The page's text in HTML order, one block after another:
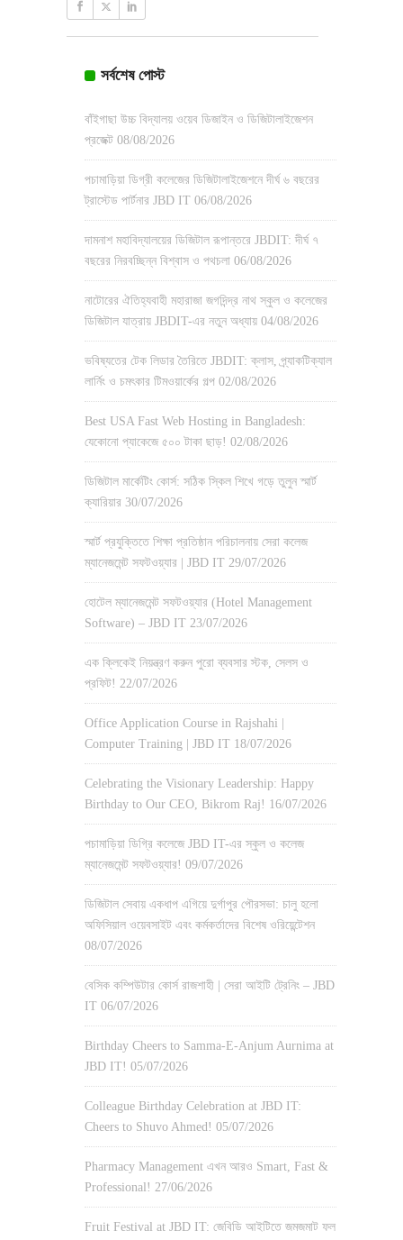
সর্বশেষ পোস্ট
বাঁইগাছা উচ্চ বিদ্যালয় ওয়েব ডিজাইন ও ডিজিটালাইজেশন
প্রজেক্ট 08/08/2026
পচামাড়িয়া ডিগ্রী কলেজের ডিজিটালাইজেশনে দীর্ঘ ৬ বছরের
ট্রাস্টেড পার্টনার JBD IT 06/08/2026
দামনাশ মহাবিদ্যালয়ের ডিজিটাল রূপান্তরে JBDIT: দীর্ঘ ৭
বছরের নিরবচ্ছিন্ন বিশ্বাস ও পথচলা 06/08/2026
নাটোরের ঐতিহ্যবাহী মহারাজা জগদিন্দ্র নাথ স্কুল ও কলেজের
ডিজিটাল যাত্রায় JBDIT-এর নতুন অধ্যায় 04/08/2026
ভবিষ্যতের টেক লিডার তৈরিতে JBDIT: ক্লাস, প্র্যাকটিক্যাল
লার্নিং ও চমৎকার টিমওয়ার্কের গল্প 02/08/2026
Best USA Fast Web Hosting in Bangladesh:
যেকোনো প্যাকেজে ৫০০ টাকা ছাড়! 02/08/2026
ডিজিটাল মার্কেটিং কোর্স: সঠিক স্কিল শিখে গড়ে তুলুন স্মার্ট
ক্যারিয়ার 30/07/2026
স্মার্ট প্রযুক্তিতে শিক্ষা প্রতিষ্ঠান পরিচালনায় সেরা কলেজ
ম্যানেজমেন্ট সফটওয়্যার | JBD IT 29/07/2026
হোটেল ম্যানেজমেন্ট সফটওয়্যার (Hotel Management
Software) – JBD IT 23/07/2026
এক ক্লিকেই নিয়ন্ত্রণ করুন পুরো ব্যবসার স্টক, সেলস ও
প্রফিট! 22/07/2026
Office Application Course in Rajshahi |
Computer Training | JBD IT 18/07/2026
Celebrating the Visionary Leadership: Happy
Birthday to Our CEO, Bikrom Raj! 16/07/2026
পচামাড়িয়া ডিগ্রি কলেজে JBD IT-এর স্কুল ও কলেজ
ম্যানেজমেন্ট সফটওয়্যার! 09/07/2026
ডিজিটাল সেবায় একধাপ এগিয়ে দুর্গাপুর পৌরসভা: চালু হলো
অফিসিয়াল ওয়েবসাইট এবং কর্মকর্তাদের বিশেষ ওরিয়েন্টেশন
08/07/2026
বেসিক কম্পিউটার কোর্স রাজশাহী | সেরা আইটি ট্রেনিং – JBD
IT 06/07/2026
Birthday Cheers to Samma-E-Anjum Aurnima at
JBD IT! 05/07/2026
Colleague Birthday Celebration at JBD IT:
Cheers to Shuvo Ahmed! 05/07/2026
Pharmacy Management এখন আরও Smart, Fast &
Professional! 27/06/2026
Fruit Festival at JBD IT: জেবিডি আইটিতে জমজমাট ফল